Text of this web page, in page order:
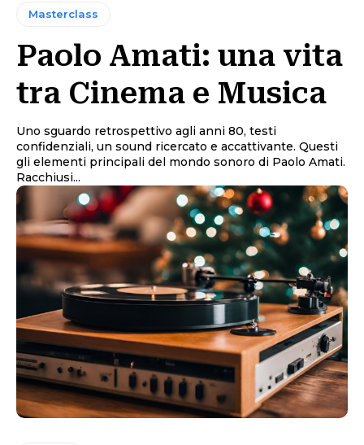
Masterclass
Paolo Amati: una vita
tra Cinema e Musica
Uno sguardo retrospettivo agli anni 80, testi
confidenziali, un sound ricercato e accattivante. Questi
gli elementi principali del mondo sonoro di Paolo Amati.
Racchiusi...